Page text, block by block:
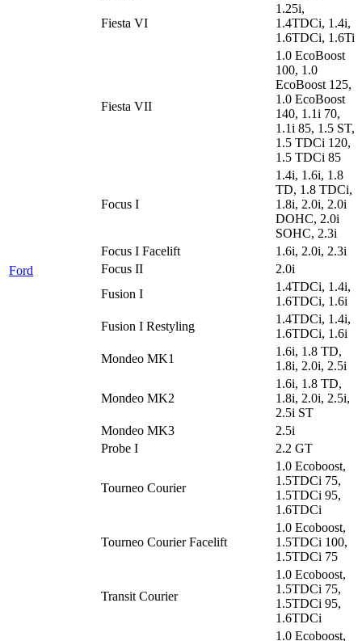
Ford
Fiesta VI
1.25i,
1.4TDCi, 1.4i,
1.6TDCi, 1.6Ti
Fiesta VII
1.0 EcoBoost
100, 1.0
EcoBoost 125,
1.0 EcoBoost
140, 1.1i 70,
1.1i 85, 1.5 ST,
1.5 TDCi 120,
1.5 TDCi 85
Focus I
1.4i, 1.6i, 1.8
TD, 1.8 TDCi,
1.8i, 2.0i, 2.0i
DOHC, 2.0i
SOHC, 2.3i
Focus I Facelift
1.6i, 2.0i, 2.3i
Focus II
2.0i
Fusion I
1.4TDCi, 1.4i,
1.6TDCi, 1.6i
Fusion I Restyling
1.4TDCi, 1.4i,
1.6TDCi, 1.6i
Mondeo MK1
1.6i, 1.8 TD,
1.8i, 2.0i, 2.5i
Mondeo MK2
1.6i, 1.8 TD,
1.8i, 2.0i, 2.5i,
2.5i ST
Mondeo MK3
2.5i
Probe I
2.2 GT
Tourneo Courier
1.0 Ecoboost,
1.5TDCi 75,
1.5TDCi 95,
1.6TDCi
Tourneo Courier Facelift
1.0 Ecoboost,
1.5TDCi 100,
1.5TDCi 75
Transit Courier
1.0 Ecoboost,
1.5TDCi 75,
1.5TDCi 95,
1.6TDCi
1.0 Ecoboost,